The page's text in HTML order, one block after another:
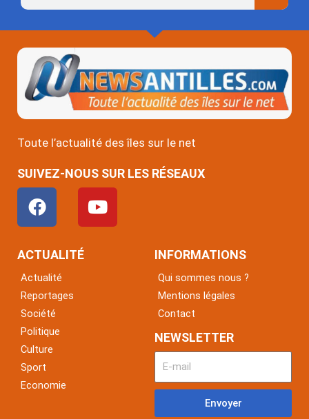
Toute l’actualité des îles sur le net
SUIVEZ-NOUS SUR LES RÉSEAUX
F
a
c
e
o
o
k
Y
o
u
ACTUALITÉ
Actualité
Reportages
Société
Politique
Culture
Sport
Economie
INFORMATIONS
Qui sommes nous ?
Mentions légales
Contact
NEWSLETTER
Envoyer